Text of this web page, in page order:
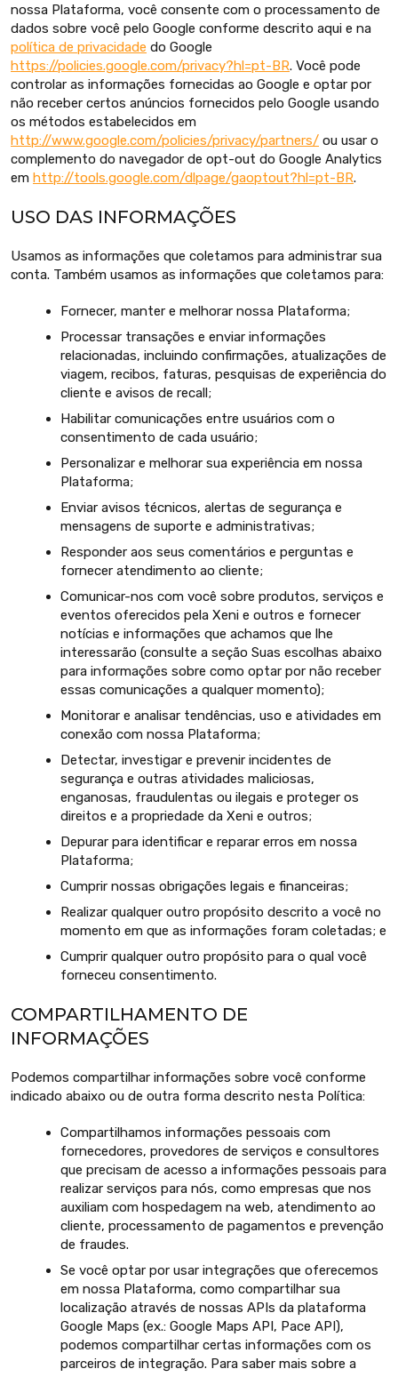
nossa Plataforma, você consente com o processamento de
dados sobre você pelo Google conforme descrito aqui e na
política de privacidade do Google
https://policies.google.com/privacy?hl=pt-BR. Você pode
controlar as informações fornecidas ao Google e optar por
não receber certos anúncios fornecidos pelo Google usando
os métodos estabelecidos em
http://www.google.com/policies/privacy/partners/ ou usar o
complemento do navegador de opt-out do Google Analytics
em http://tools.google.com/dlpage/gaoptout?hl=pt-BR.
USO DAS INFORMAÇÕES
Usamos as informações que coletamos para administrar sua
conta. Também usamos as informações que coletamos para:
Fornecer, manter e melhorar nossa Plataforma;
Processar transações e enviar informações
relacionadas, incluindo confirmações, atualizações de
viagem, recibos, faturas, pesquisas de experiência do
cliente e avisos de recall;
Habilitar comunicações entre usuários com o
consentimento de cada usuário;
Personalizar e melhorar sua experiência em nossa
Plataforma;
Enviar avisos técnicos, alertas de segurança e
mensagens de suporte e administrativas;
Responder aos seus comentários e perguntas e
fornecer atendimento ao cliente;
Comunicar-nos com você sobre produtos, serviços e
eventos oferecidos pela Xeni e outros e fornecer
notícias e informações que achamos que lhe
interessarão (consulte a seção Suas escolhas abaixo
para informações sobre como optar por não receber
essas comunicações a qualquer momento);
Monitorar e analisar tendências, uso e atividades em
conexão com nossa Plataforma;
Detectar, investigar e prevenir incidentes de
segurança e outras atividades maliciosas,
enganosas, fraudulentas ou ilegais e proteger os
direitos e a propriedade da Xeni e outros;
Depurar para identificar e reparar erros em nossa
Plataforma;
Cumprir nossas obrigações legais e financeiras;
Realizar qualquer outro propósito descrito a você no
momento em que as informações foram coletadas; e
Cumprir qualquer outro propósito para o qual você
forneceu consentimento.
COMPARTILHAMENTO DE
INFORMAÇÕES
Podemos compartilhar informações sobre você conforme
indicado abaixo ou de outra forma descrito nesta Política:
Compartilhamos informações pessoais com
fornecedores, provedores de serviços e consultores
que precisam de acesso a informações pessoais para
realizar serviços para nós, como empresas que nos
auxiliam com hospedagem na web, atendimento ao
cliente, processamento de pagamentos e prevenção
de fraudes.
Se você optar por usar integrações que oferecemos
em nossa Plataforma, como compartilhar sua
localização através de nossas APIs da plataforma
Google Maps (ex.: Google Maps API, Pace API),
podemos compartilhar certas informações com os
parceiros de integração. Para saber mais sobre a